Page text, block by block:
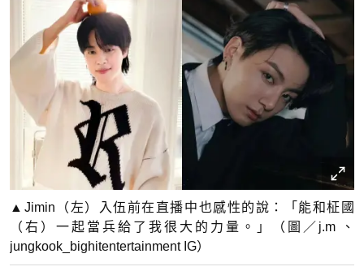
▲Jimin（左）入伍前在直播中也感性的說：「能和柾國
（右）一起當兵給了我很大的力量。」（圖／j.m 、
jungkook_bighitentertainment IG）